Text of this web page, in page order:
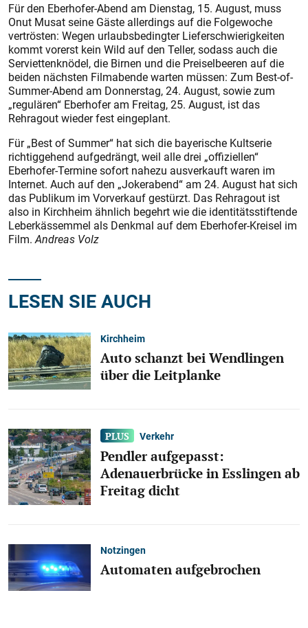
Für den Eberhofer-Abend am Dienstag, 15. August, muss
Onut Musat seine Gäste allerdings auf die Folgewoche
vertrösten: Wegen urlaubsbedingter Lieferschwierigkeiten
kommt vorerst kein Wild auf den Teller, sodass auch die
Serviettenknödel, die Birnen und die Preiselbeeren auf die
beiden nächsten Filmabende warten müssen: Zum Best-of-
Summer-Abend am Donnerstag, 24. August, sowie zum
„regulären“ Eberhofer am Freitag, 25. August, ist das
Rehragout wieder fest eingeplant.
Für „Best of Summer“ hat sich die bayerische Kultserie
richtiggehend aufgedrängt, weil alle drei „offiziellen“
Eberhofer-Termine sofort nahezu ausverkauft waren im
Internet. Auch auf den „Jokerabend“ am 24. August hat sich
das Publikum im Vorverkauf gestürzt. Das Rehragout ist
also in Kirchheim ähnlich begehrt wie die identitätsstiftende
Leberkässemmel als Denkmal auf dem Eberhofer-Kreisel im
Film.Andreas Volz
LESEN SIE AUCH
Kirchheim
Auto schanzt bei Wendlingen
über die Leitplanke
Verkehr
Pendler aufgepasst:
Adenauerbrücke in Esslingen ab
Freitag dicht
Notzingen
Automaten aufgebrochen